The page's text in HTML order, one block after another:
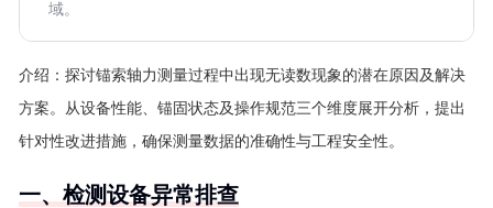
域。
介绍： 探讨锚索轴力测量过程中出现无读数现象的潜在原因及解决
方案。从设备性能、锚固状态及操作规范三个维度展开分析，提出
针对性改进措施，确保测量数据的准确性与工程安全性。
一、检测设备异常排查